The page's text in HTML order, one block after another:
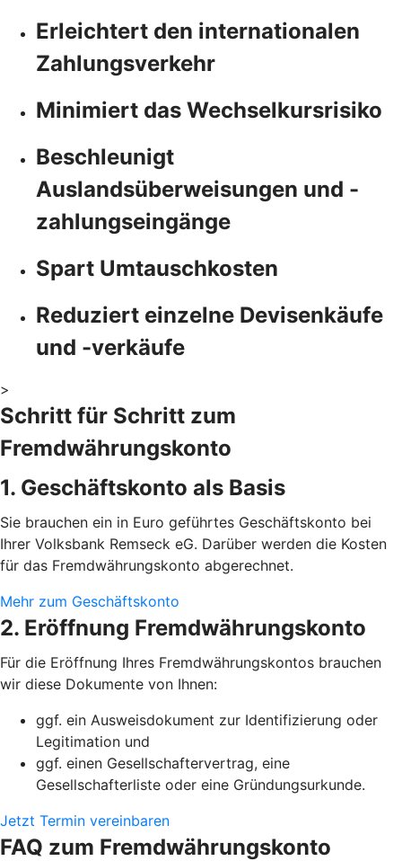
Erleichtert den internationalen
Zahlungsverkehr
Minimiert das Wechselkursrisiko
Beschleunigt
Auslandsüberweisungen und -
zahlungseingänge
Spart Umtauschkosten
Reduziert einzelne Devisenkäufe
und -verkäufe
>
Schritt für Schritt zum
Fremdwährungskonto
1. Geschäftskonto als Basis
Sie brauchen ein in Euro geführtes Geschäftskonto bei
Ihrer Volksbank Remseck eG. Darüber werden die Kosten
für das Fremdwährungskonto abgerechnet.
Mehr zum Geschäftskonto
2. Eröffnung Fremdwährungskonto
Für die Eröffnung Ihres Fremdwährungskontos brauchen
wir diese Dokumente von Ihnen:
ggf. ein Ausweisdokument zur Identifizierung oder
Legitimation und
ggf. einen Gesellschaftervertrag, eine
Gesellschafterliste oder eine Gründungsurkunde.
Jetzt Termin vereinbaren
FAQ zum Fremdwährungskonto